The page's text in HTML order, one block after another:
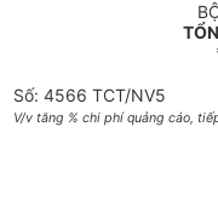
Số: 4566 TCT/NV5
V/v tăng % chi phí quảng cáo,